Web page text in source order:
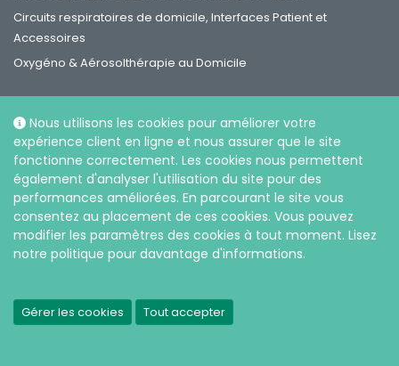
Nous utilisons les cookies pour améliorer votre
expérience client en ligne et nous assurer que le site
fonctionne correctement. Les cookies nous permettent
également d'analyser l'utilisation du site pour des
performances améliorées. En parcourant le site vous
consentez au placement de ces cookies. Vous pouvez
modifier les paramètres des cookies à tout moment. Lisez
notre politique pour davantage d'informations.
Gérer les cookies Tout accepter
Circuits respiratoires de domicile, Interfaces Patient et
Accessoires
Oxygéno & Aérosolthérapie au Domicile
Réseaux sociaux
|Politique de confidentialité et sur l’utilisation des cookies